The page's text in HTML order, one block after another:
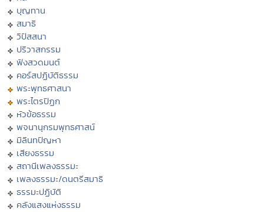
บุญทาน
สมาธิ
วิปัสสนา
ปริวาสกรรม
ฟังสวดมนต์
คอร์สปฏิบัติธรรม
พระพุทธศาสนา
พระไตรปิฏก
หัวข้อธรรม
พจนานุกรมพุทธศาสน์
มิลินทปัญหา
เสียงธรรม
สถานีเพลงธรรมะ
เพลงธรรมะ/ดนตรีสมาธิ
ธรรมะปฏิบัติ
คลังแสงแห่งธรรม